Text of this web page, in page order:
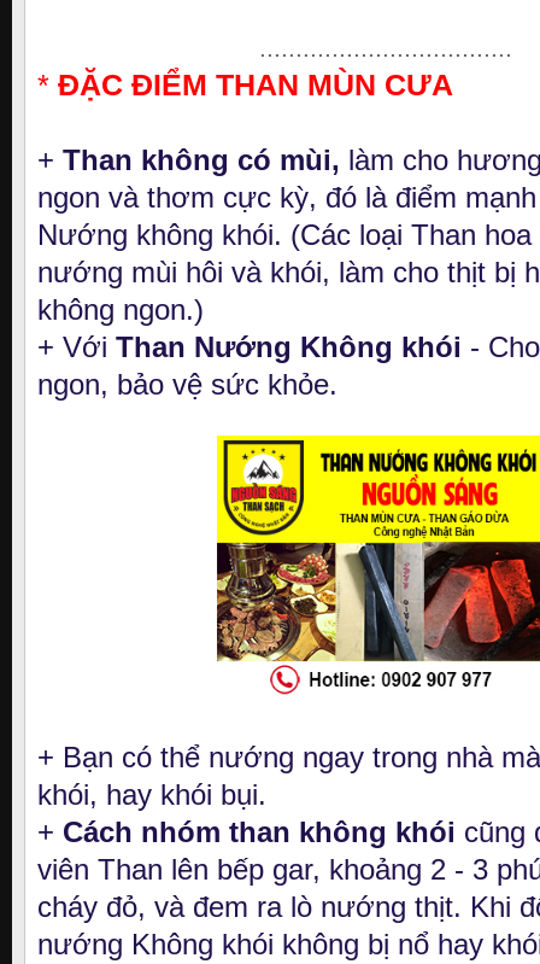
...................................
* ĐẶC ĐIỂM THAN MÙN CƯA
+ Than không có mùi, làm cho
ngon và thơm cực kỳ, đó là điểm
Nướng không khói. (Các loại Than
nướng mùi hôi và khói, làm cho thịt bị
không ngon.)
+ Với Than Nướng Không khói -
ngon, bảo vệ sức khỏe.
+ Bạn có thể nướng ngay trong nhà
khói, hay khói bụi.
+ Cách nhóm than không khói cũng
viên Than lên bếp gar, khoảng 2 - 3
cháy đỏ, và đem ra lò nướng thịt. Khi
nướng Không khói không bị nổ hay